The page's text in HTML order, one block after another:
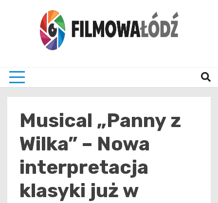
Musical „Panny z
Wilka” – Nowa
interpretacja
klasyki już w